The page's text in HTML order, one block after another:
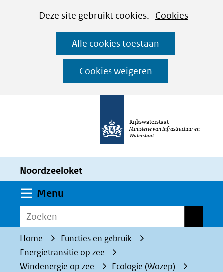
CookiesDeze site gebruikt cookies. Cookies
worden
toegestaan
geweigerd.
Alle cookies toestaan
Cookies weigeren
Ga
naar
de
inhoud
Rijkswaterstaat
Ministerie van Infrastructuur en
Waterstaat
Noordzeeloket
Menu
Zoeken
Home
Functies en gebruik
Energietransitie op zee
Windenergie op zee
Ecologie (Wozep)